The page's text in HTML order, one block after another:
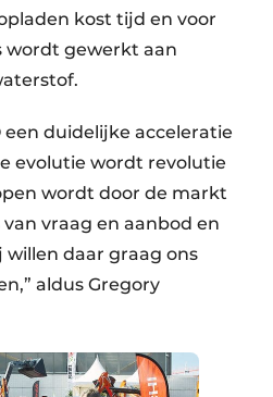
kost tijd en voor
wordt gewerkt aan
een duidelijke acceleratie
evolutie wordt revolutie
wordt door de markt
vraag en aanbod en
daar graag ons
aldus Gregory